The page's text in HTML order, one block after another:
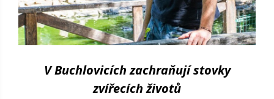
V Buchlovicích zachraňují stovky
zvířecích životů